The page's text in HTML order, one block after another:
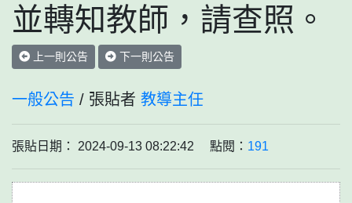
並轉知教師，請查照。
上一則公告 下一則公告
一般公告 / 張貼者 教導主任
張貼日期： 2024-09-13 08:22:42 點閱： 191